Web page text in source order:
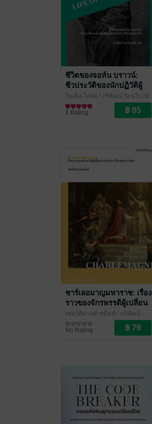
ชีวิตของจอห์น บราวน์:
ชีวประวัติของนักปฏิวัติผู้
เปลี่ยนหน้าประวัติศาสตร์
อเมริกา (Life of John
Brown)
ไมเคิล โกลด์ / ภูริพัฒน์ รัตนวิบูลย์
ชัย แปล/ ไศเลนทร์
ชีวประวัติ
1 Rating
ชาร์เลอมาญมหาราช: เรื่อง
ราวของจักรพรรดิผู้เปลี่ยน
โฉมหน้าประวัติศาสตร์
ตะวันตก (Charlemagne)
เฟอร์ดินานด์ ชมิดท์ / ภูริพัฒน์
/ ไศเลนทร์
No Rating